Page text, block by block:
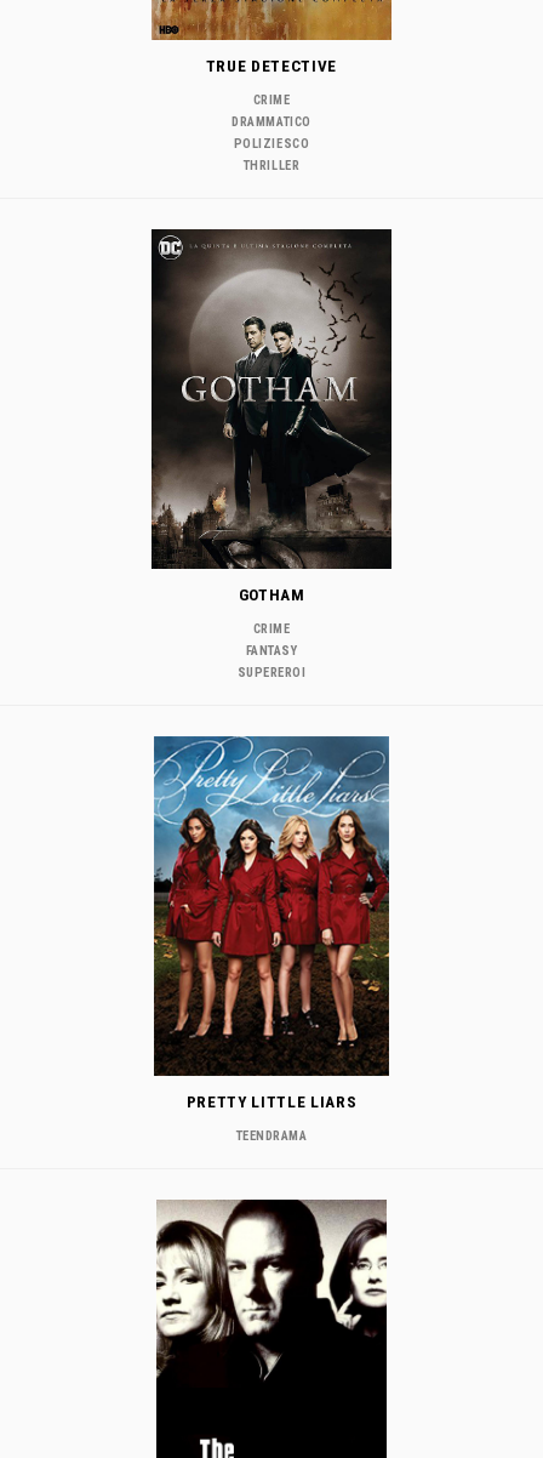
TRUE DETECTIVE
CRIME
DRAMMATICO
POLIZIESCO
THRILLER
GOTHAM
CRIME
FANTASY
SUPEREROI
PRETTY LITTLE LIARS
TEENDRAMA